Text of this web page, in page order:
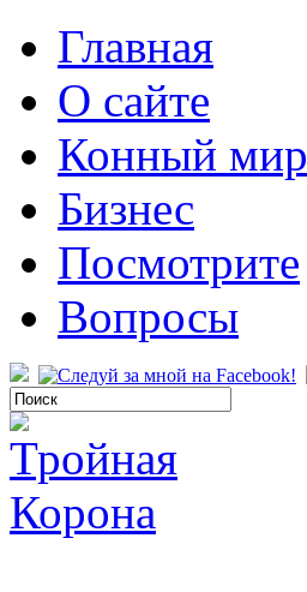
Главная
О сайте
Конный мир
Бизнес
Посмотрите
Вопросы